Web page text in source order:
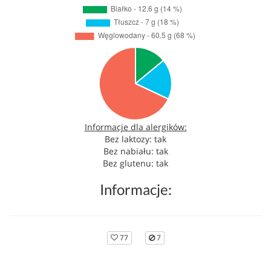
Informacje dla alergików:
Bez laktozy: tak
Bez nabiału: tak
Bez glutenu: tak
Informacje:
77 7